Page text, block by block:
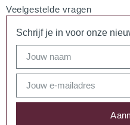
Veelgestelde vragen
Schrijf je in voor onze